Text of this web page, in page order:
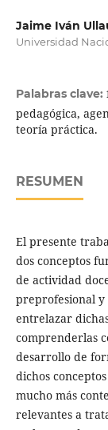
Jaime Iván
Universidad
Palabras clave:
pedagógica,
teoría práctica.
RESUMEN
El presente
dos conceptos
de actividad
preprofesional y
entrelazar
comprenderlas
desarrollo de
dichos
mucho más
relevantes a